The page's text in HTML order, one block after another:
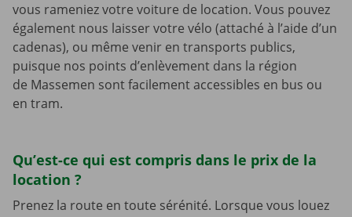
vous rameniez votre voiture de location. Vous pouvez
également nous laisser votre vélo (attaché à l’aide d’un
cadenas), ou même venir en transports publics,
puisque nos points d’enlèvement dans la région
de Massemen sont facilement accessibles en bus ou
en tram.
Qu’est-ce qui est compris dans le prix de la
location ?
Prenez la route en toute sérénité. Lorsque vous louez